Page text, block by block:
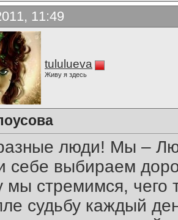
11:49
tululueva
Живу я здесь
люди! Мы –
себе выбираем
мы стремимся, чего
судьбу каждый